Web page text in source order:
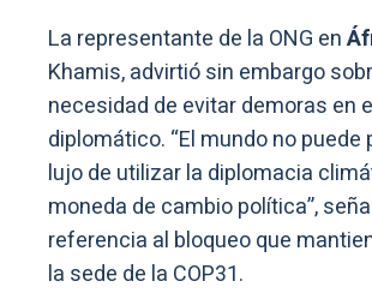
La representante de la ONG en
Khamis, advirtió sin embargo
necesidad de evitar demoras en
diplomático. “El mundo no puede
lujo de utilizar la diplomacia
moneda de cambio política”,
referencia al bloqueo que
la sede de la COP31.